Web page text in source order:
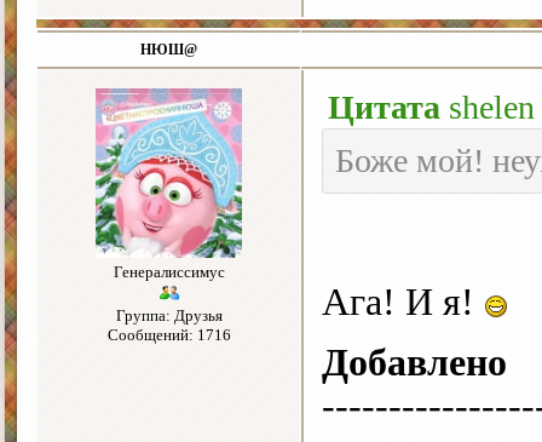
НЮШ@
Генералиссимус
Группа: Друзья
Сообщений: 1716
Цитата shelen
Боже мой!
Ага! И я!
Добавлено